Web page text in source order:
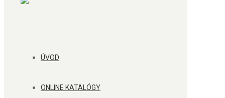
ÚVOD
ONLINE KATALÓGY